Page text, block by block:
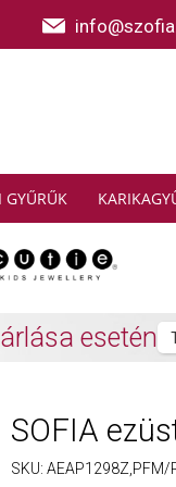
GYŰRŰK
További információk
SOFIA
SKU: AEAP1298Z,PFM/